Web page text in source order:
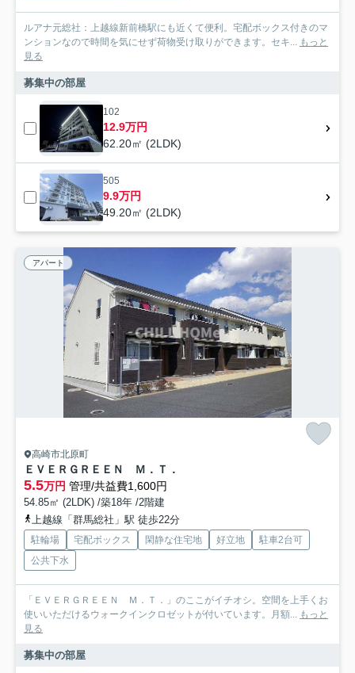
ルアナ元総社：上越線新前橋駅にも近くて便利。宅配ボックス付きのマ
ンションなので時間を気にせず荷物受け取りができます。セキ... もっと
見る
募集中の部屋
102
12.9万円
62.20㎡ (2LDK)
505
9.9万円
49.20㎡ (2LDK)
アパート
高崎市北原町
ＥＶＥＲＧＲＥＥＮ Ｍ．Ｔ．
5.5万円 管理/共益費1,600円
54.85㎡ (2LDK) /築18年 /2階建
上越線「群馬総社」駅 徒歩22分
駐輪場 宅配ボックス 閑静な住宅地 好立地
駐車2台可
公共下水
「ＥＶＥＲＧＲＥＥＮ Ｍ．Ｔ．」のここがイチオシ。空間を上手くお
使いいただけるウォークインクロゼットが付いています。月額... もっと
見る
募集中の部屋